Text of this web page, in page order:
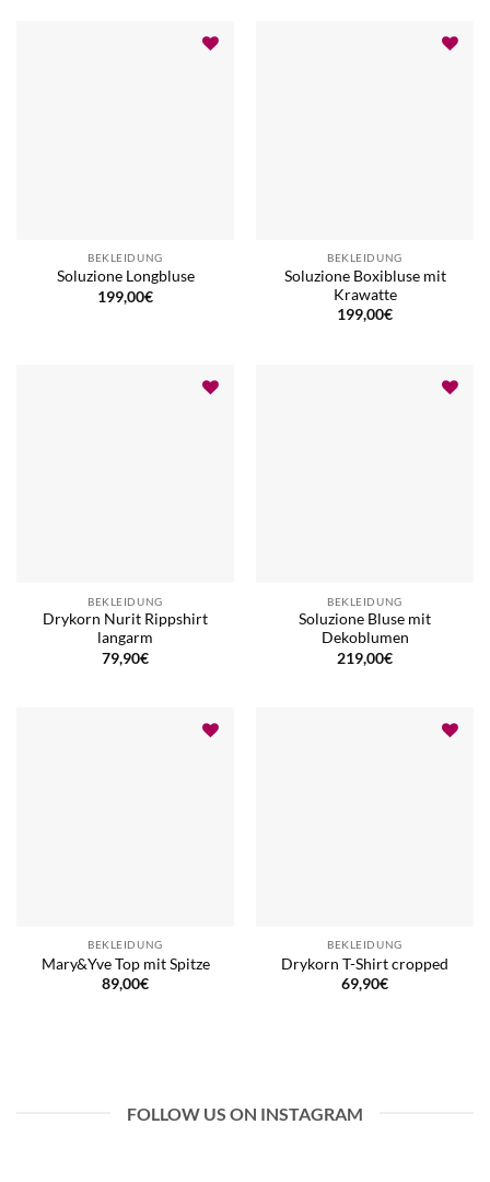
BEKLEIDUNG
Soluzione Longbluse
199,00€
BEKLEIDUNG
Soluzione Boxibluse mit
Krawatte
199,00€
BEKLEIDUNG
Drykorn Nurit Rippshirt
langarm
79,90€
BEKLEIDUNG
Soluzione Bluse mit
Dekoblumen
219,00€
BEKLEIDUNG
Mary&Yve Top mit Spitze
89,00€
BEKLEIDUNG
Drykorn T-Shirt cropped
69,90€
FOLLOW US ON INSTAGRAM